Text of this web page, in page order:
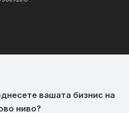
вашата бизнис на
ниво?